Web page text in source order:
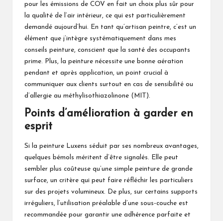
pour les émissions de COV en fait un choix plus sûr pour
la qualité de l’air intérieur, ce qui est particulièrement
demandé aujourd’hui. En tant qu’artisan peintre, c’est un
élément que j’intègre systématiquement dans mes
conseils peinture, conscient que la santé des occupants
prime. Plus, la peinture nécessite une bonne aération
pendant et après application, un point crucial à
communiquer aux clients surtout en cas de sensibilité ou
d’allergie au méthylisothiazolinone (MIT).
Points d’amélioration à garder en
esprit
Si la peinture Luxens séduit par ses nombreux avantages,
quelques bémols méritent d’être signalés. Elle peut
sembler plus coûteuse qu’une simple peinture de grande
surface, un critère qui peut faire réfléchir les particuliers
sur des projets volumineux. De plus, sur certains supports
irréguliers, l’utilisation préalable d’une sous-couche est
recommandée pour garantir une adhérence parfaite et